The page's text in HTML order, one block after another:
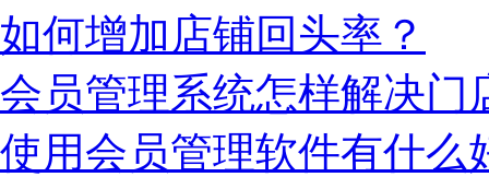
如何增加店铺回头率？
会员管理系统怎样解决门
使用会员管理软件有什么